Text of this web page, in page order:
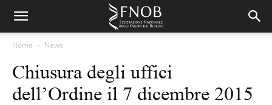
Home News
Chiusura degli uffici
dell’Ordine il 7 dicembre 2015